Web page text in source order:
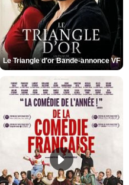
Le Triangle d'or Bande-annonce VF